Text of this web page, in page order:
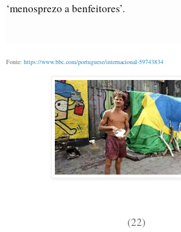
‘menosprezo a benfeitores’.
Fonte: https://www.bbc.com/portuguese/internacional-59743834
(22)